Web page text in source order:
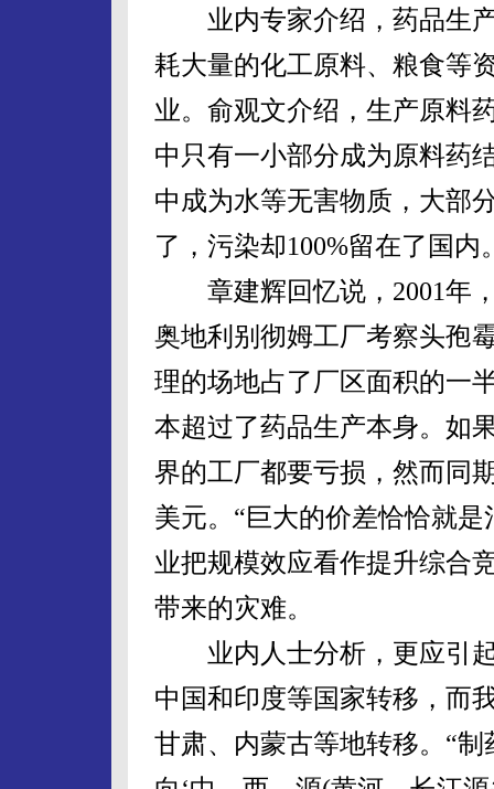
业内专家介绍，药品生产
耗大量的化工原料、粮食等
业。俞观文介绍，生产原料
中只有一小部分成为原料药
中成为水等无害物质，大部
了，污染却100%留在了国内
章建辉回忆说，2001年，
奥地利别彻姆工厂考察头孢
理的场地占了厂区面积的一
本超过了药品生产本身。如
界的工厂都要亏损，然而同
美元。“巨大的价差恰恰就
业把规模效应看作提升综合
带来的灾难。
业内人士分析，更应引起
中国和印度等国家转移，而
甘肃、内蒙古等地转移。“